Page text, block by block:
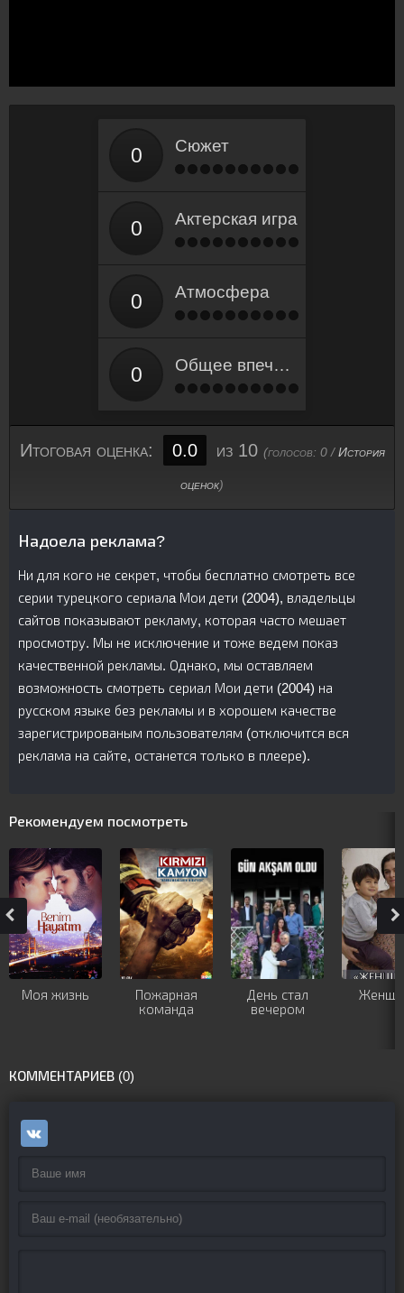
Сюжет
Актерская игра
Атмосфера
Общее впечатление
Итоговая оценка: 0.0 из 10 (голосов: 0/История
оценок)
Надоела реклама?
Ни для кого не секрет, чтобы бесплатно смотреть все
серии турецкого сериалa Мои дети (2004), владельцы
сайтов показывают рекламу, которая часто мешает
просмотру. Мы не исключение и тоже ведем показ
качественной рекламы. Однако, мы оставляем
возможность смотреть сериал Мои дети (2004) на
русском языке без рекламы и в хорошем качестве
зарегистрированым пользователям (отключится вся
реклама на сайте, останется только в плеере).
Рекомендуем посмотреть
Моя жизнь
Пожарная
команда
День стал
вечером
КОММЕНТАРИЕВ (0)